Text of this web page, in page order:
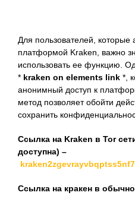
Для пользователей, которые
платформой Kraken, важно
использовать ее функцию.
* kraken on elements link *,
анонимный доступ к
метод позволяет обойти
сохранить
Ссылка на Kraken в Tor
доступна) –
Ссылка на кракен в